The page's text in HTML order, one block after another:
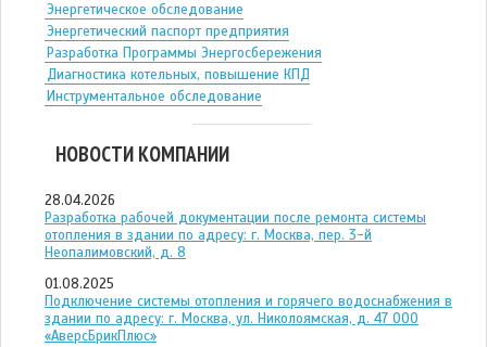
Энергетическое обследование
Энергетический паспорт предприятия
Разработка Программы Энергосбережения
Диагностика котельных, повышение КПД
Инструментальное обследование
НОВОСТИ КОМПАНИИ
28.04.2026
Разработка рабочей документации после ремонта системы
отопления в здании по адресу: г. Москва, пер. 3-й
Неопалимовский, д. 8
01.08.2025
Подключение системы отопления и горячего водоснабжения в
здании по адресу: г. Москва, ул. Николоямская, д. 47 ООО
«АверсБрикПлюс»